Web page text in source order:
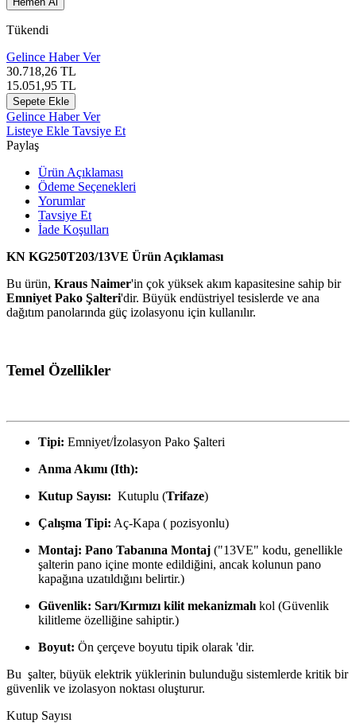
Tükendi
Gelince Haber Ver
30.718,26 TL
15.051,95 TL
Sepete Ekle
Gelince Haber Ver
Listeye Ekle Tavsiye Et
Paylaş
Ürün Açıklaması
Ödeme Seçenekleri
Yorumlar
Tavsiye Et
İade Koşulları
KN KG250T203/13VE Ürün Açıklaması
Bu ürün, Kraus Naimer'in çok yüksek akım kapasitesine sahip bir
Emniyet Pako Şalteri'dir. Büyük endüstriyel tesislerde ve ana
dağıtım panolarında güç izolasyonu için kullanılır.
Temel Özellikler
Tipi: Emniyet/İzolasyon Pako Şalteri
Anma Akımı (Ith):
Kutup Sayısı: Kutuplu (Trifaze)
Çalışma Tipi: Aç-Kapa ( pozisyonlu)
Montaj: Pano Tabanına Montaj ("13VE" kodu, genellikle
şalterin pano içine monte edildiğini, ancak kolunun pano
kapağına uzatıldığını belirtir.)
Güvenlik: Sarı/Kırmızı kilit mekanizmalı kol (Güvenlik
kilitleme özelliğine sahiptir.)
Boyut: Ön çerçeve boyutu tipik olarak 'dir.
Bu şalter, büyük elektrik yüklerinin bulunduğu sistemlerde kritik bir
güvenlik ve izolasyon noktası oluşturur.
Kutup Sayısı